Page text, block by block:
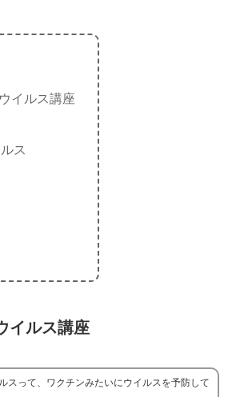
イルス講座
ス
イルス講座
スって、ワクチンみたいにウイルスを予防して